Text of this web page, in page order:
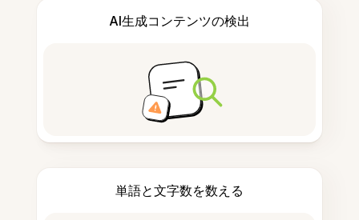
AI生成コンテンツの検出
単語と文字数を数える